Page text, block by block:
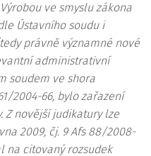
ve smyslu zákona
Ústavního soudu i
právně významné nové
administrativní
soudem ve shora
2004-66, bylo zařazení
Z novější judikatury lze
2009, čj. 9 Afs 88/2008-
na citovaný rozsudek